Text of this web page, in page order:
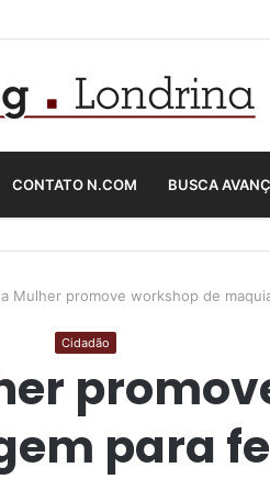
CONTATO N.COM BUSCA
Mulher promove workshop de
Cidadão
para